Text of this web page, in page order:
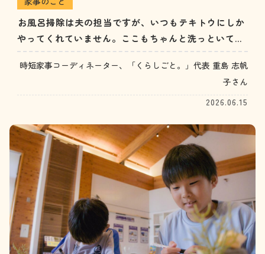
お風呂掃除は夫の担当ですが、いつもテキトウにしか
やってくれていません。ここもちゃんと洗っといてと
言うと、やってはくれますが、言うのも面倒なので結
局自分でやってしまいます。（30代女性）
時短家事コーディネーター、「くらしごと。」代表 重島 志帆
子さん
2026.06.15